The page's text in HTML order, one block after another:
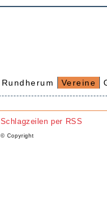
Rundherum Vereine
Schlagzeilen per RSS
© Copyright